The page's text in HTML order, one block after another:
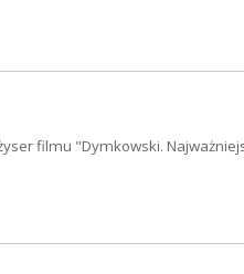
filmu "Dymkowski.